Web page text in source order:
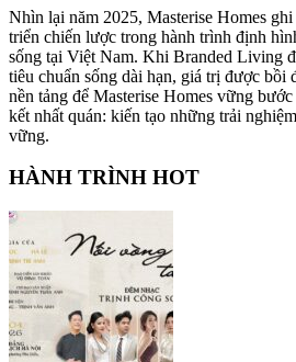
Nhìn lại năm 2025, Masterise Homes
triển chiến lược trong hành trình định
sống tại Việt Nam. Khi Branded Living
tiêu chuẩn sống dài hạn, giá trị được bồi
nền tảng để Masterise Homes vững
kết nhất quán: kiến tạo những trải
vững.
HÀNH TRÌNH HOT